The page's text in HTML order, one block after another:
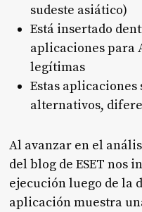
sudeste asiático)
Está insertado
aplicaciones para
legítimas
Estas
alternativos,
Al avanzar en el
del blog de ESET nos
ejecución luego de la
aplicación muestra